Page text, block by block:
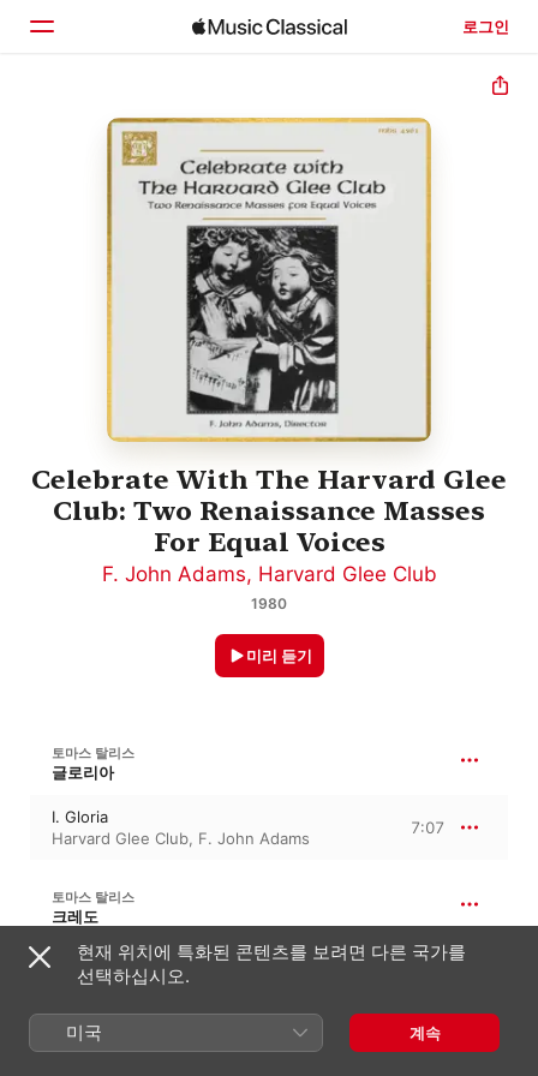
로그인
둘러보기
Celebrate With The Harvard Glee
Club: Two Renaissance Masses
For Equal Voices
F. John Adams, Harvard Glee Club
1980
미리 듣기
토마스 탈리스
글로리아
I. Gloria
Harvard Glee Club, F. John Adams
7:07
토마스 탈리스
크레도
II. Credo
F. John Adams,Harvard Glee Club
토마스 탈리스
현재 위치에 특화된 콘텐츠를 보려면 다른 국가를
선택하십시오.
미국 계속